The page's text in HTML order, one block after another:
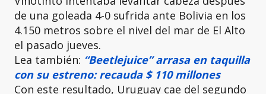
de una goleada 4-0 sufrida ante Bolivia en los
4.150 metros sobre el nivel del mar de El Alto
el pasado jueves.
Lea también: “Beetlejuice” arrasa en taquilla
con su estreno: recauda $ 110 millones
Con este resultado, Uruguay cae del segundo